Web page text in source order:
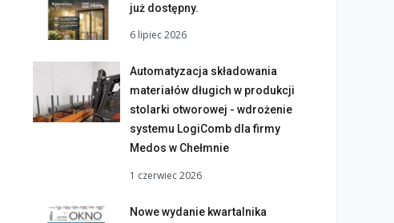
już dostępny.
6 lipiec 2026
Automatyzacja składowania
materiałów długich w produkcji
stolarki otworowej - wdrożenie
systemu LogiComb dla firmy
Medos w Chełmnie
1 czerwiec 2026
Nowe wydanie kwartalnika